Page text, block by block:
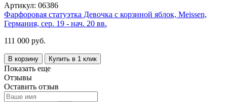
Артикул: 06386
Фарфоровая статуэтка Девочка с корзиной яблок, Meissen,
Германия, сер. 19 - нач. 20 вв.
111 000 руб.
В корзину Купить в 1 клик
Показать еще
Отзывы
Оставить отзыв